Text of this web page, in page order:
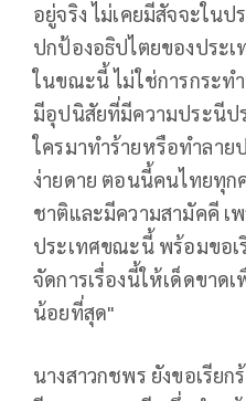
อยู่จริง ไม่เคยมีสัจจะใน
ปกป้องอธิปไตยของประ
ในขณะนี้ ไม่ใช่การกระท
มีอุปนิสัยที่มีความประนีป
ใครมาทำร้ายหรือทำลาย
ง่ายดาย ตอนนี้คนไทยทุก
ชาติและมีความสามัคคี เ
ประเทศขณะนี้ พร้อมขอเ
จัดการเรื่องนี้ให้เด็ดขาด
น้อยที่สุด"
นางสาวกชพร ยังขอเรียก